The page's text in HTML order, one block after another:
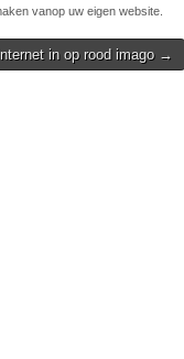
vanop uw eigen website.
in op rood imago →